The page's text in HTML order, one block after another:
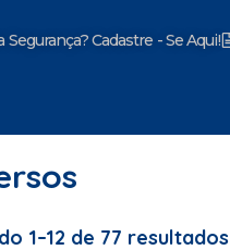
Cadastre - Se Aqui!
1–12 de 77 resultados